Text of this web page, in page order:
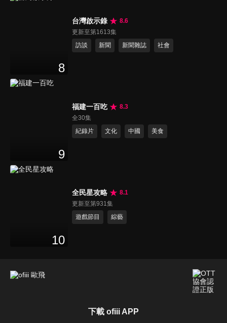
8
台灣啟示錄
8.6
更新至第1613集
訪談
新聞 新聞雜誌 社會
9
福建一百吃
8.3
全30集
紀錄片
文化 中國 美食
10
全民星攻略
8.1
更新至第931集
遊戲節目
綜藝
下載 ofiii APP